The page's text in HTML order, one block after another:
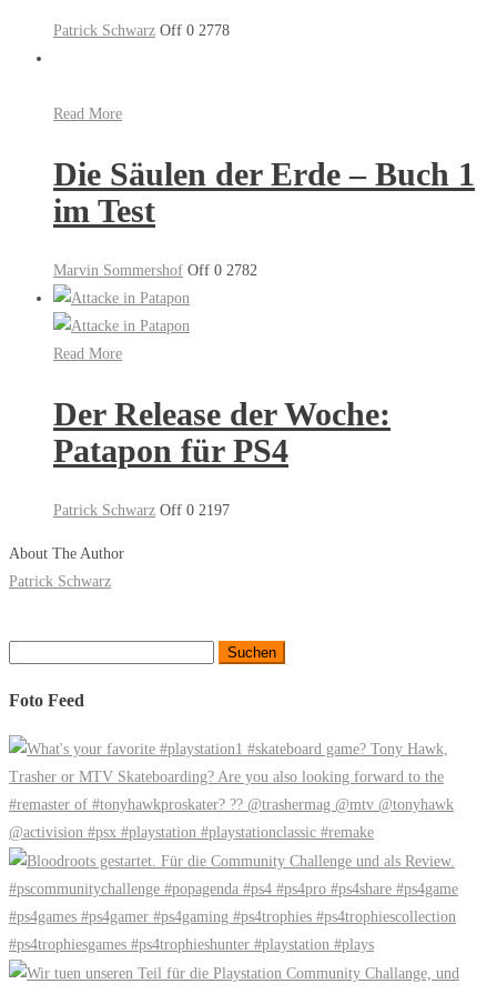
Patrick Schwarz Off 0 2778
Read More
Die Säulen der Erde – Buch 1
im Test
Marvin Sommershof Off 0 2782
Read More
Der Release der Woche:
Patapon für PS4
Patrick Schwarz Off 0 2197
About The Author
Patrick Schwarz
Foto Feed